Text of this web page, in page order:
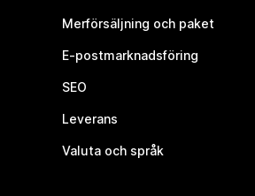
Merförsäljning och paket
E-postmarknadsföring
SEO
Leverans
Valuta och språk